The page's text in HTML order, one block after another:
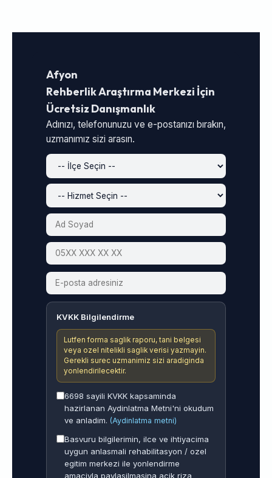
Afyon
Rehberlik Araştırma Merkezi İçin
Ücretsiz Danışmanlık
Adınızı, telefonunuzu ve e-postanızı bırakın,
uzmanımız sizi arasın.
KVKK Bilgilendirme
Lutfen forma saglik raporu, tani belgesi
veya ozel nitelikli saglik verisi yazmayin.
Gerekli surec uzmanimiz sizi aradiginda
yonlendirilecektir.
6698 sayili KVKK kapsaminda
hazirlanan Aydinlatma Metni'ni okudum
ve anladim. (Aydinlatma metni)
Basvuru bilgilerimin, ilce ve ihtiyacima
uygun anlasmali rehabilitasyon / ozel
egitim merkezi ile yonlendirme
amaciyla paylasilmasina acik riza